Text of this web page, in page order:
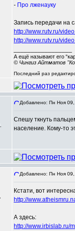
- Про лженауку
Запись передачи
http://www.rutv.ru/
http://www.rutv.ru/
А ещё называют его
© Чингиз Айтматов
Последний раз
Добавлено: Пн Ноя
Спешу ткнуть
население. Кому-то
Добавлено: Пн Ноя
Кстати, вот
http://
А здесь:
http://www.irbislab.ru/